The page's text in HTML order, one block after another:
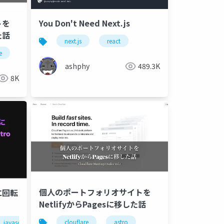
8K
You Don't Need Next.js
next.js react
ashphy 489.3K
転
javascript react astro
個人のポートフォリオサイトを
NetlifyからPagesに移した話
clouflare astro